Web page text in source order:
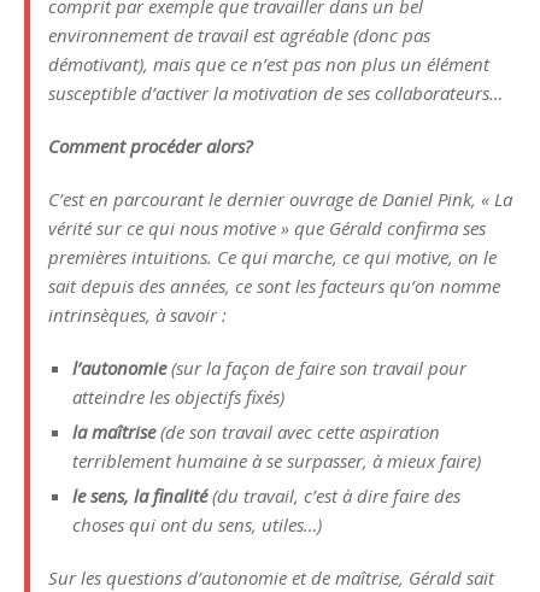
comprit par exemple que travailler dans un bel
environnement de travail est agréable (donc pas
démotivant), mais que ce n’est pas non plus un élément
susceptible d’activer la motivation de ses collaborateurs…
Comment procéder alors?
C’est en parcourant le dernier ouvrage de Daniel Pink, « La
vérité sur ce qui nous motive » que Gérald confirma ses
premières intuitions. Ce qui marche, ce qui motive, on le
sait depuis des années, ce sont les facteurs qu’on nomme
intrinsèques, à savoir :
l’autonomie(sur la façon de faire son travail pour
atteindre les objectifs fixés)
la maîtrise(de son travail avec cette aspiration
terriblement humaine à se surpasser, à mieux faire)
le sens, la finalité(du travail, c’est à dire faire des
choses qui ont du sens, utiles…)
Sur les questions d’autonomie et de maîtrise, Gérald sait